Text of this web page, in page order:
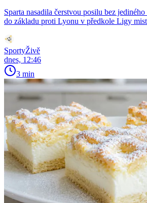
Sparta nasadila čerstvou posilu bez
do základu proti Lyonu v předkole Ligy
SportyŽivě
dnes, 12:46
3 min